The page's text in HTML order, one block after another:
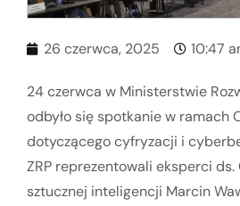
26 czerwca, 2025 10:47
24 czerwca w Ministerstwie
odbyło się spotkanie w ramach
dotyczącego cyfryzacji i
ZRP reprezentowali eksperci
sztucznej inteligencji Marcin